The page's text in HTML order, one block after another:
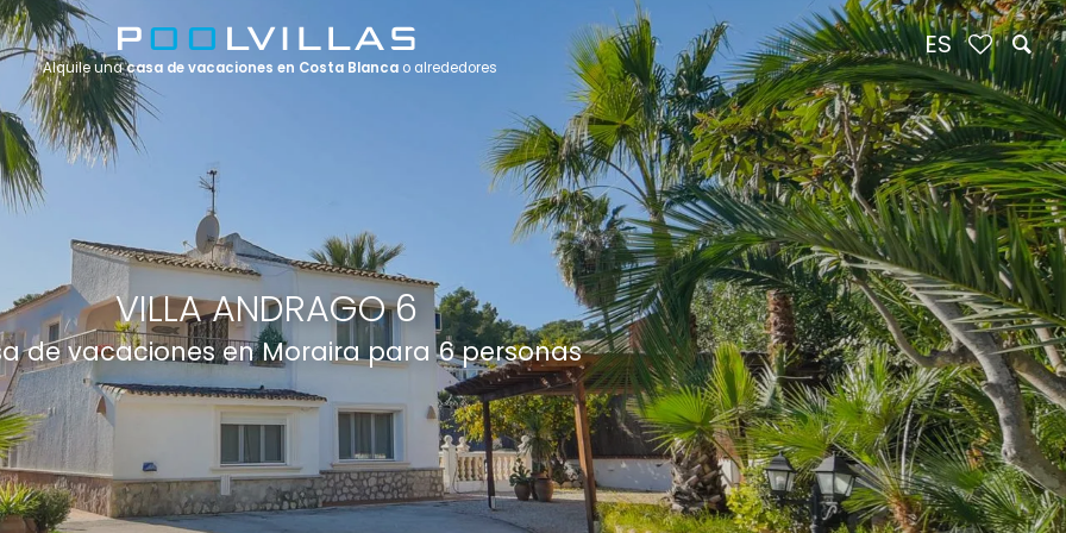
VILLA ANDRAGO 6
de vacaciones en Moraira para 6 personas
Alquile unacasa de vacaciones en Costa Blanca o alrededores
ES